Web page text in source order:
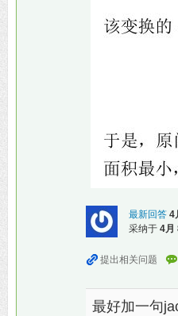
最新回答 4
采纳于 4月
最好加一句